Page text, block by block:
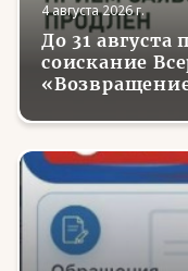
4 августа 2026 г.
До 31
соискание